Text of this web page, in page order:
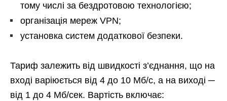
тому числі за бездротовою технологією;
організація мереж VPN;
установка систем додаткової безпеки.
Тариф залежить від швидкості з’єднання, що на
вході варіюється від 4 до 10 Мб/с, а на виході ─
від 1 до 4 Мб/сек. Вартість включає: